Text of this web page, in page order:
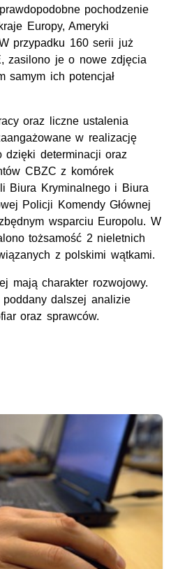
pochodzenie
Europy, Ameryki
przypadku 160 serii już
zasilono je o nowe zdjęcia
samym ich potencjał
oraz liczne ustalenia
w realizację
dzięki determinacji oraz
CBZC z komórek
Biura Kryminalnego i Biura
Policji Komendy Głównej
wsparciu Europolu. W
tożsamość 2 nieletnich
z polskimi wątkami.
mają charakter rozwojowy.
poddany dalszej analizie
oraz sprawców.